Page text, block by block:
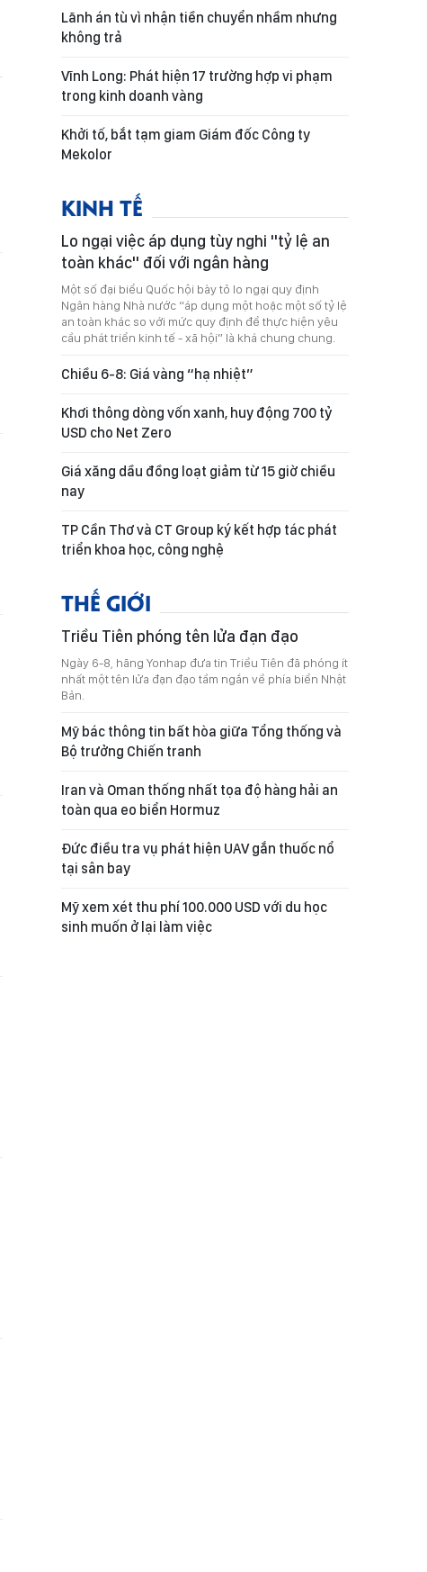
Lãnh án tù vì nhận tiền chuyển nhầm nhưng
không trả
Vĩnh Long: Phát hiện 17 trường hợp vi phạm
trong kinh doanh vàng
Khởi tố, bắt tạm giam Giám đốc Công ty
Mekolor
KINH TẾ
Lo ngại việc áp dụng tùy nghi "tỷ lệ an
toàn khác" đối với ngân hàng
Một số đại biểu Quốc hội bày tỏ lo ngại quy định
Ngân hàng Nhà nước “áp dụng một hoặc một số tỷ lệ
an toàn khác so với mức quy định để thực hiện yêu
cầu phát triển kinh tế - xã hội” là khá chung chung.
Chiều 6-8: Giá vàng “hạ nhiệt”
Khơi thông dòng vốn xanh, huy động 700 tỷ
USD cho Net Zero
Giá xăng dầu đồng loạt giảm từ 15 giờ chiều
nay
TP Cần Thơ và CT Group ký kết hợp tác phát
triển khoa học, công nghệ
THẾ GIỚI
Triều Tiên phóng tên lửa đạn đạo
Ngày 6-8, hãng Yonhap đưa tin Triều Tiên đã phóng ít
nhất một tên lửa đạn đạo tầm ngắn về phía biển Nhật
Bản.
Mỹ bác thông tin bất hòa giữa Tổng thống và
Bộ trưởng Chiến tranh
Iran và Oman thống nhất tọa độ hàng hải an
toàn qua eo biển Hormuz
Đức điều tra vụ phát hiện UAV gắn thuốc nổ
tại sân bay
Mỹ xem xét thu phí 100.000 USD với du học
sinh muốn ở lại làm việc